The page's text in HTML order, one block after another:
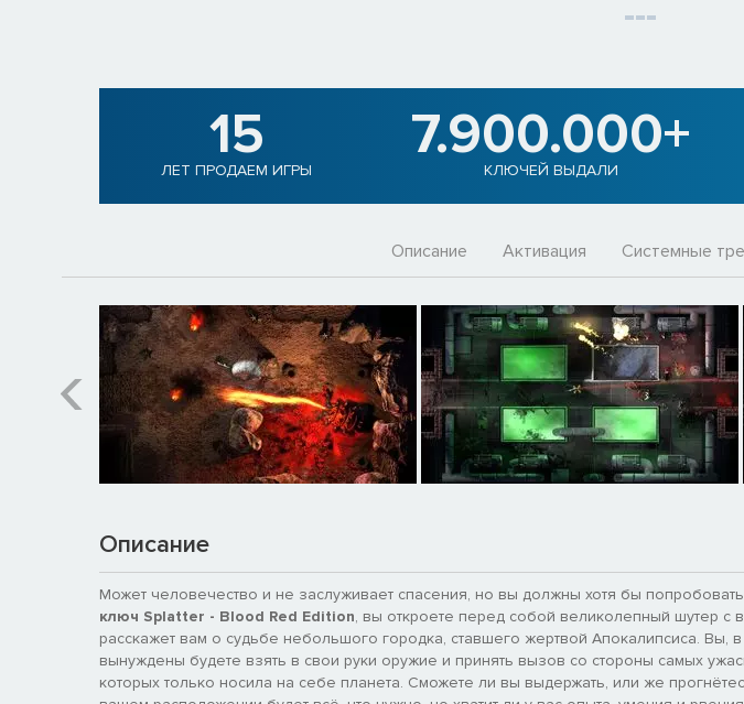
15
ЛЕТ ПРОДАЕМ ИГРЫ
7.900.000+
КЛЮЧЕЙ ВЫДАЛИ
Описание Активация Системные
Описание
Может человечество и не заслуживает спасения, но вы должны хотя бы
ключ Splatter - Blood Red Edition, вы откроете перед собой великолепный шутер с
расскажет вам о судьбе небольшого городка, ставшего жертвой Апокалипсиса. Вы,
вынуждены будете взять в свои руки оружие и принять вызов со стороны самых
которых только носила на себе планета. Сможете ли вы выдержать, или же